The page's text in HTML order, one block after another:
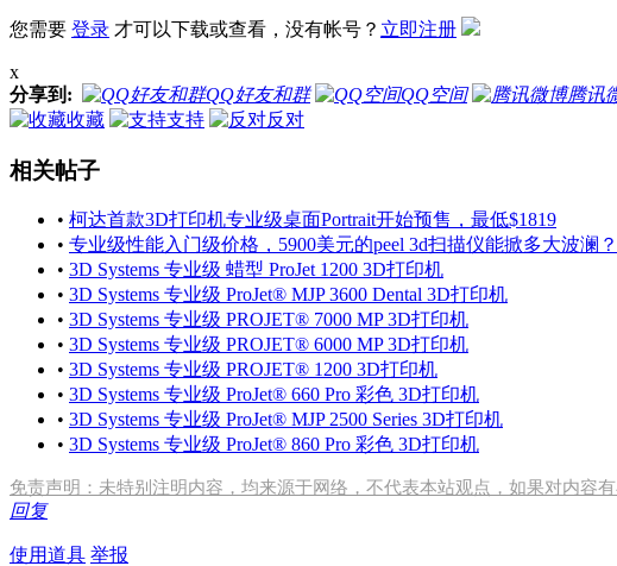
您需要 登录 才可以下载或查看，没有帐号？ 立即注册
x
分享到:
QQ好友和群 QQ空间 腾讯
收藏
支持 反对
相关帖子
• 柯达首款3D打印机专业级桌面Portrait开始预售，最低$1819
• 专业级性能入门级价格，5900美元的peel 3d扫描仪能掀多大波澜？
• 3D Systems 专业级 蜡型 ProJet 1200 3D打印机
• 3D Systems 专业级 ProJet® MJP 3600 Dental 3D打印机
• 3D Systems 专业级 PROJET® 7000 MP 3D打印机
• 3D Systems 专业级 PROJET® 6000 MP 3D打印机
• 3D Systems 专业级 PROJET® 1200 3D打印机
• 3D Systems 专业级 ProJet® 660 Pro 彩色 3D打印机
• 3D Systems 专业级 ProJet® MJP 2500 Series 3D打印机
• 3D Systems 专业级 ProJet® 860 Pro 彩色 3D打印机
免责声明：未特别注明内容，均来源于网络，不代表本站观点，如果对内容
回复
使用道具 举报